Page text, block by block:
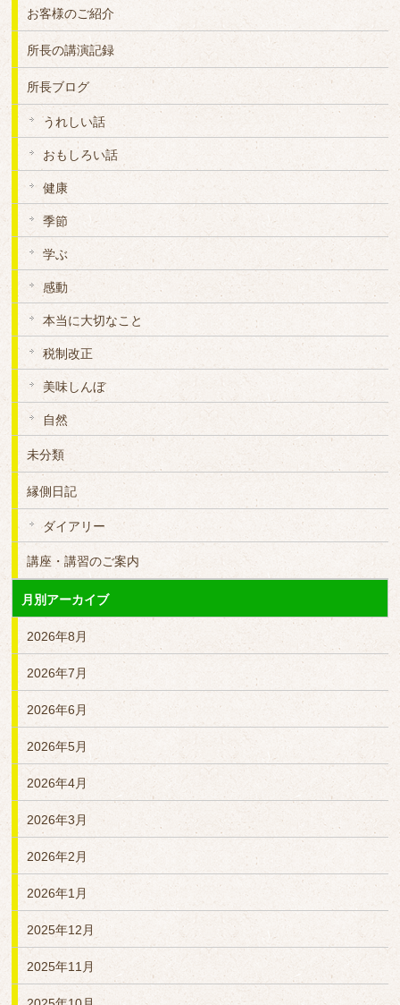
お客様のご紹介
所長の講演記録
所長ブログ
うれしい話
おもしろい話
健康
季節
学ぶ
感動
本当に大切なこと
税制改正
美味しんぼ
自然
未分類
縁側日記
ダイアリー
講座・講習のご案内
月別アーカイブ
2026年8月
2026年7月
2026年6月
2026年5月
2026年4月
2026年3月
2026年2月
2026年1月
2025年12月
2025年11月